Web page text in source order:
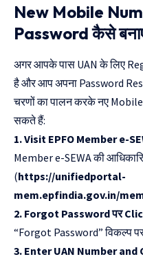
New Mobile
Password कैसे
अगर आपके पास UAN के लिए
है और आप अपना Password
चरणों का पालन करके नए
सकते हैं:
1. Visit EPFO ​​Member e-
Member e-SEWA की
(https://unifiedportal-
mem.epfindia.gov.in/
2. Forgot Password पर
“Forgot Password” विकल्प
3. Enter UAN Number and